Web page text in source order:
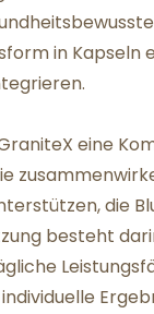
in
eine
die
besteht